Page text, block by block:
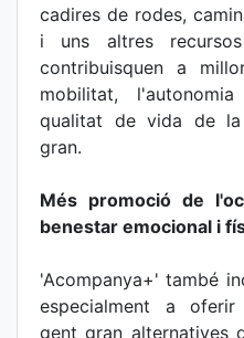
cadires de rodes,
i uns altres
contribuisquen a
mobilitat,
qualitat de vida de
gran.
Més promoció de
benestar emocional i
'Acompanya+' també
especialment a
gent gran alternatives